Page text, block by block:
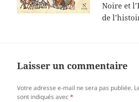
Noire et
de
Laisser un commentaire
Votre adresse e-mail ne sera pas publiée.
sont indiqués avec*